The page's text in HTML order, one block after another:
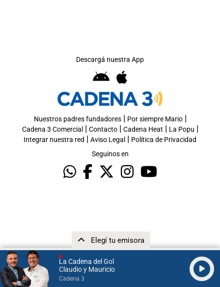
La Cadena del Gol
Claudio y Mauricio
Cadena 3
Elegí tu emisora
Descargá nuestra App
Nuestros padres fundadores| Por siempre Mario|
Cadena 3 Comercial | Contacto| Cadena Heat | La Popu |
Integrar nuestra red | Aviso Legal | Política de Privacidad
Seguinos en